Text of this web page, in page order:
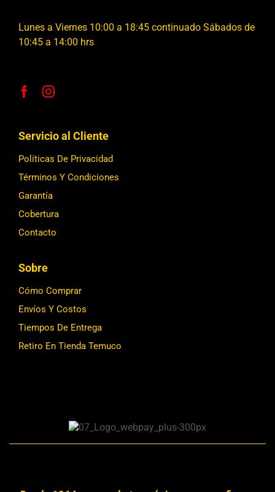
Lunes a Viernes 10:00 a 18:45 continuado Sábados de
10:45 a 14:00 hrs
Servicio al Cliente
Políticas De Privacidad
Términos Y Condiciones
Garantía
Cobertura
Contacto
Sobre
Cómo Comprar
Envíos Y Costos
Tiempos De Entrega
Retiro En Tienda Temuco